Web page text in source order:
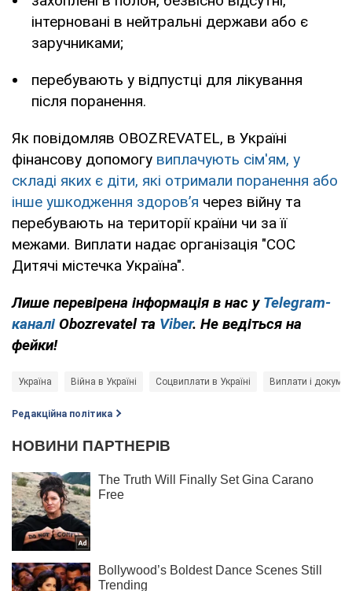
інтерновані в нейтральні держави або є
заручниками;
перебувають у відпустці для лікування
після поранення.
Як повідомляв OBOZREVATEL, в Україні
фінансову допомогу виплачують сім'ям, у
складі яких є діти, які отримали поранення або
інше ушкодження здоров’я через війну та
перебувають на території країни чи за її
межами. Виплати надає організація "СОС
Дитячі містечка Україна".
Лише перевірена інформація в нас у Telegram-
каналі Obozrevatel та Viber. Не ведіться на
фейки!
Україна Війна в Україні Соцвиплати в Україні Виплати і
Редакційна політика